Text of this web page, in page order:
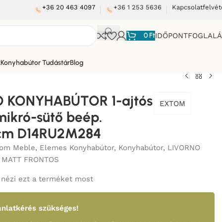
+36 20 463 4097 +36 1 253 5636
0Ft
Konyhabútor TudástárBlog
KONYHABÚTOR 1-ajtós
sütő beép.
D14RU2M284
EXTOM
Meble, Elemes Konyhabútor, Konyhabútor, LIVORNO
FRONTOS
nézi ezt a terméket most
szükséges!